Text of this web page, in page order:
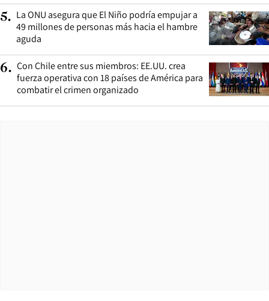
5. La ONU asegura que El Niño podría empujar a
49 millones de personas más hacia el hambre
aguda
6. Con Chile entre sus miembros: EE.UU. crea
fuerza operativa con 18 países de América para
combatir el crimen organizado